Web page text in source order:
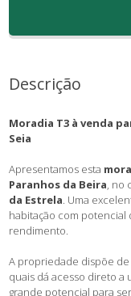
Descrição
Moradia T3 à venda
Seia
Apresentamos esta
Paranhos da Beira, no
da Estrela. Uma
habitação com potencial
rendimento.
A propriedade dispõe de
quais dá acesso direto a
grande potencial para